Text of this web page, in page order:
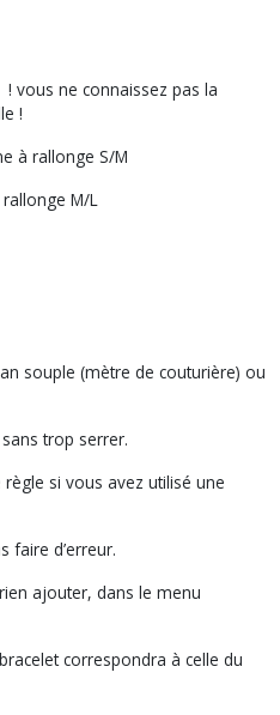
vous ne connaissez pas la
!
à rallonge S/M
M/L
souple (mètre de couturière) ou
trop serrer.
si vous avez utilisé une
faire d’erreur.
ajouter, dans le menu
correspondra à celle du